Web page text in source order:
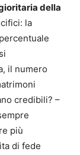
della
la
il numero
credibili? –
più
di fede